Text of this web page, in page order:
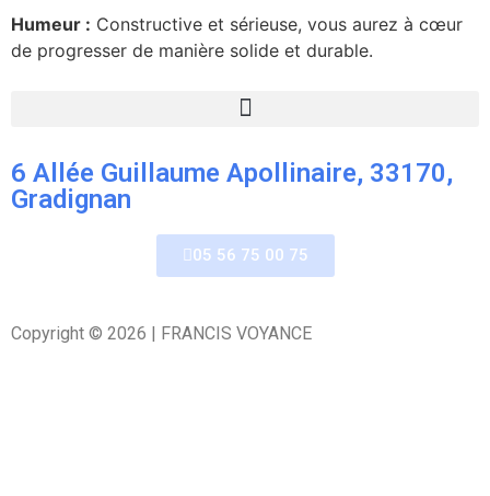
Humeur : Constructive et sérieuse, vous aurez à cœur
de progresser de manière solide et durable.
6 Allée Guillaume Apollinaire, 33170,
Gradignan
05 56 75 00 75
Copyright © 2026 | FRANCIS VOYANCE